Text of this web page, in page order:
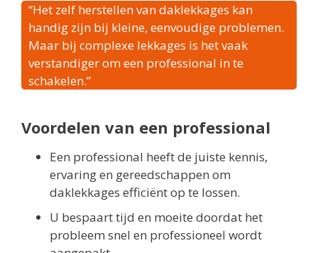
“Het zelf herstellen van daklekkages kan
handig zijn bij kleine, eenvoudige problemen.
Maar bij complexe lekkages is het vaak
verstandiger om een professional in te
schakelen.”
Voordelen van een professional
Een professional heeft de juiste kennis,
ervaring en gereedschappen om
daklekkages efficiënt op te lossen.
U bespaart tijd en moeite doordat het
probleem snel en professioneel wordt